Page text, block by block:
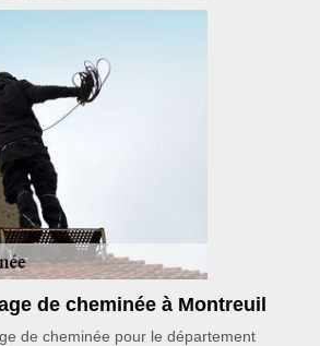
de cheminée à Montreuil
de cheminée pour le département